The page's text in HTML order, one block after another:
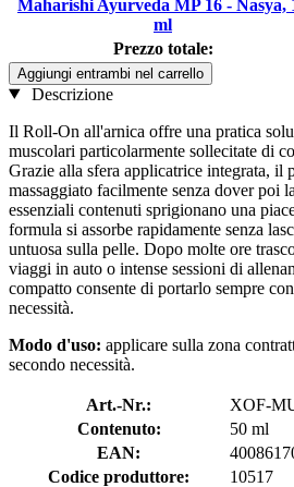
Maharishi Ayurveda MP 16 - Nasya,
ml
Prezzo totale:
Aggiungi entrambi nel carrello
Descrizione
Il Roll-On all'arnica offre una pratica
muscolari particolarmente sollecitate di
Grazie alla sfera applicatrice integrata, il
massaggiato facilmente senza dover poi
essenziali contenuti sprigionano una
formula si assorbe rapidamente senza
untuosa sulla pelle. Dopo molte ore
viaggi in auto o intense sessioni di
compatto consente di portarlo sempre
necessità.
Modo d'uso: applicare sulla zona
secondo necessità.
Art.-Nr.:
XOF-
Contenuto:
50 ml
EAN:
Codice produttore:
10517